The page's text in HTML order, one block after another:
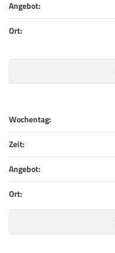
Angebot:
Ort:
Wochentag:
Zeit:
Angebot:
Ort: